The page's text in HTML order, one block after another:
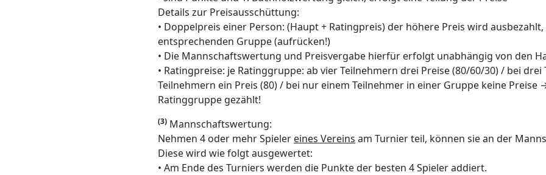
Details zur Preisausschüttung:
• Doppelpreis einer Person: (Haupt + Ratingpreis) der höhere Preis wird
entsprechenden Gruppe (aufrücken!)
• Die Mannschaftswertung und Preisvergabe hierfür erfolgt unabhängig von den
• Ratingpreise: je Ratinggruppe: ab vier Teilnehmern drei Preise (80/60/30) / bei
Teilnehmern ein Preis (80) / bei nur einem Teilnehmer in einer Gruppe keine
Ratinggruppe gezählt!
(3) Mannschaftswertung:
Nehmen 4 oder mehr Spieler eines Vereins am Turnier teil, können sie an der
Diese wird wie folgt ausgewertet:
• Am Ende des Turniers werden die Punkte der besten 4 Spieler addiert.